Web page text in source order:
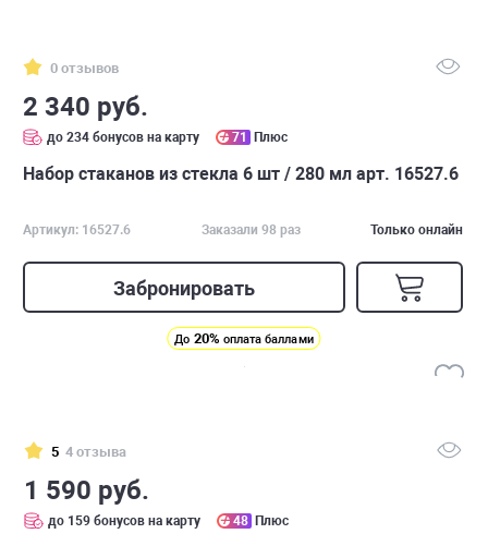
0 отзывов
2 340 руб.
до 234 бонусов на карту 71 Плюс
Набор стаканов из стекла 6 шт / 280 мл арт. 16527.6
Артикул: 16527.6 Заказали 98 раз Только онлайн
Забронировать
До 20% оплата баллами
5 4 отзыва
1 590 руб.
до 159 бонусов на карту 48 Плюс